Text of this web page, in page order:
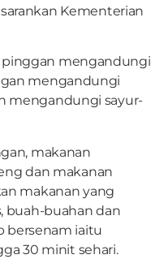
Kementerian
mengandungi
mengandungi
mengandungi sayur-
makanan
dan makanan
makanan yang
buah-buahan dan
bersenam iaitu
30 minit sehari.